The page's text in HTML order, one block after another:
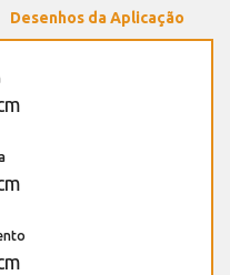
Desenhos da Aplicação